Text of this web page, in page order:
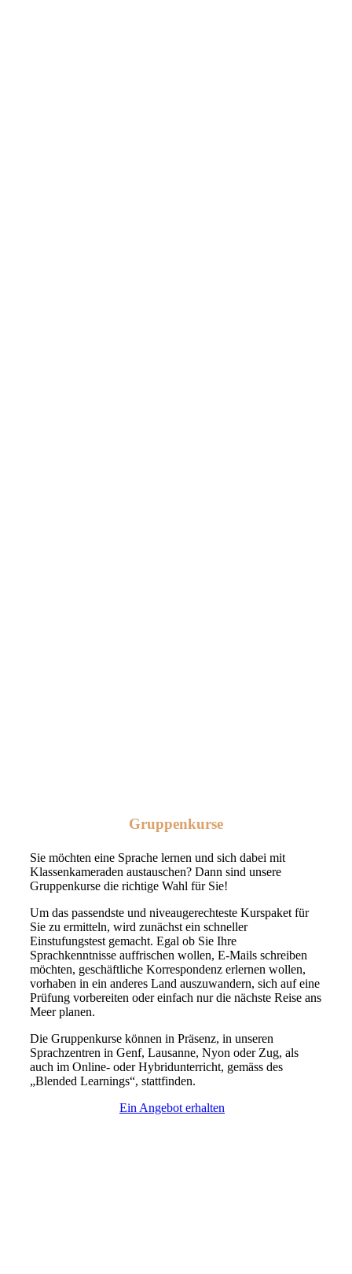
Gruppenkurse
Sie möchten eine Sprache lernen und sich dabei mit
Klassenkameraden austauschen? Dann sind unsere
Gruppenkurse die richtige Wahl für Sie!
Um das passendste und niveaugerechteste Kurspaket für
Sie zu ermitteln, wird zunächst ein schneller
Einstufungstest gemacht. Egal ob Sie Ihre
Sprachkenntnisse auffrischen wollen, E-Mails schreiben
möchten, geschäftliche Korrespondenz erlernen wollen,
vorhaben in ein anderes Land auszuwandern, sich auf eine
Prüfung vorbereiten oder einfach nur die nächste Reise ans
Meer planen.
Die Gruppenkurse können in Präsenz, in unseren
Sprachzentren in Genf, Lausanne, Nyon oder Zug, als
auch im Online- oder Hybridunterricht, gemäss des
„Blended Learnings“, stattfinden.
Ein Angebot erhalten